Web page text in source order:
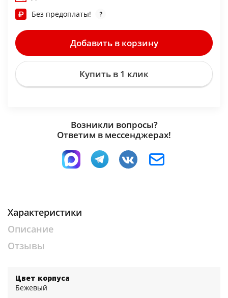
Без предоплаты!
Добавить в корзину
Купить в 1 клик
Возникли вопросы?
Ответим в мессенджерах!
Характеристики
Описание
Отзывы
Цвет корпуса
Бежевый